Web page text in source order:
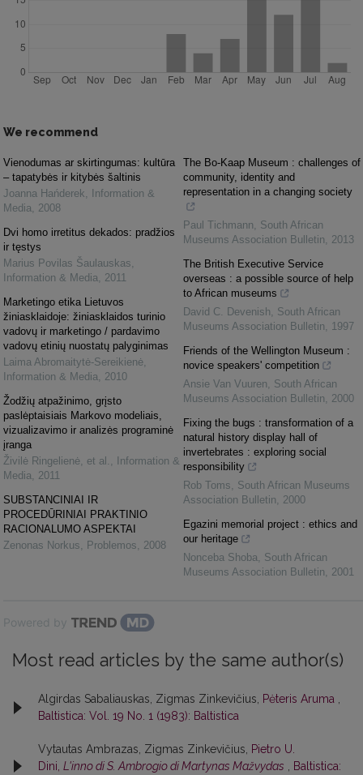
We recommend
Vienodumas ar skirtingumas: kultūra
– tapatybės ir kitybės šaltinis
Joanna Hańderek
Information &
Media
2008
Dvi homo irretitus dekados: pradžios
ir tęstys
Marius Povilas Šaulauskas
Information & Media
2011
Marketingo etika Lietuvos
žiniasklaidoje: žiniasklaidos turinio
vadovų ir marketingo / pardavimo
vadovų etinių nuostatų palyginimas
Laima Abromaitytė-Sereikienė
Information & Media
2010
Žodžių atpažinimo, grįsto
paslėptaisiais Markovo modeliais,
vizualizavimo ir analizės programinė
įranga
Živilė Ringelienė, et al.
Information &
Media
2011
SUBSTANCINIAI IR
PROCEDŪRINIAI PRAKTINIO
RACIONALUMO ASPEKTAI
Zenonas Norkus
Problemos 2008
The Bo-Kaap Museum : challenges of
community, identity and
representation in a changing society
Paul Tichmann
South African
Museums Association Bulletin
2013
The British Executive Service
overseas : a possible source of help
to African museums
David C. Devenish
South African
Museums Association Bulletin
1997
Friends of the Wellington Museum :
novice speakers' competition
Ansie Van Vuuren
South African
Museums Association Bulletin
2000
Fixing the bugs : transformation of a
natural history display hall of
invertebrates : exploring social
responsibility
Rob Toms
South African Museums
Association Bulletin
2000
Egazini memorial project : ethics and
our heritage
Nonceba Shoba
South African
Museums Association Bulletin
2001
Powered by
Most read articles by the same author(s)
Algirdas Sabaliauskas, Zigmas Zinkevičius, Pėteris Aruma
Baltistica: Vol. 19 No. 1 (1983): Baltistica
Vytautas Ambrazas, Zigmas Zinkevičius,
Pietro U.
Dini, L'inno di S. Ambrogio di Martynas Mažvydas
Baltistica: